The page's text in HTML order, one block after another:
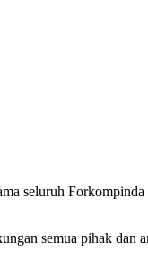
seluruh
semua pihak dan